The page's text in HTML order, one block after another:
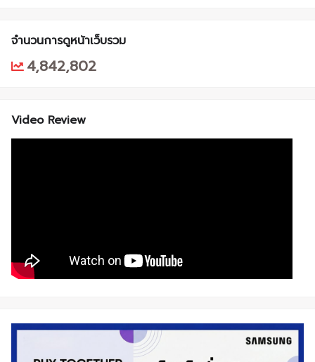
จำนวนการดูหน้าเว็บรวม
4,842,802
Video Review